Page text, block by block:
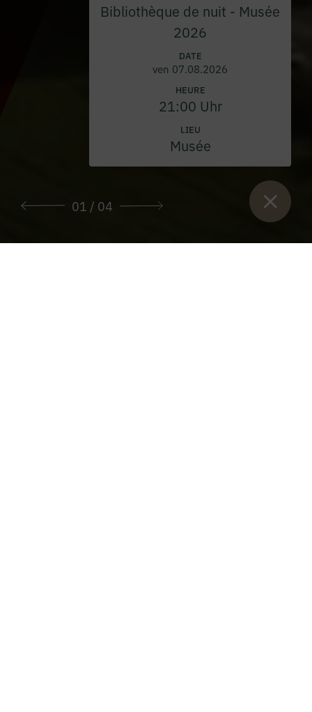
01 / 04
Bibliothèque de nuit - Musée
2026
DATE
ven 07.08.2026
HEURE
21:00 Uhr
LIEU
Musée